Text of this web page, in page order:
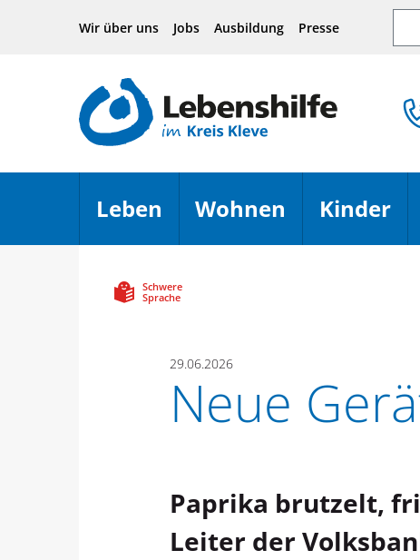
Hauptnavigation
Seiteninhalt
Footer
Wir über uns Jobs Ausbildung Presse
Leben
Menü öffnen
Wohnen
Menü öffnen
Kinder
Schwere
Sprache
29.06.2026
Neue
Paprika brutzelt,
Leiter der